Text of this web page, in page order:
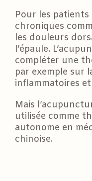
Pour les
chroniques
les douleurs
l’épaule.
compléter une
par exemple sur
inflammatoires et
Mais
utilisée comme
autonome en
chinoise.